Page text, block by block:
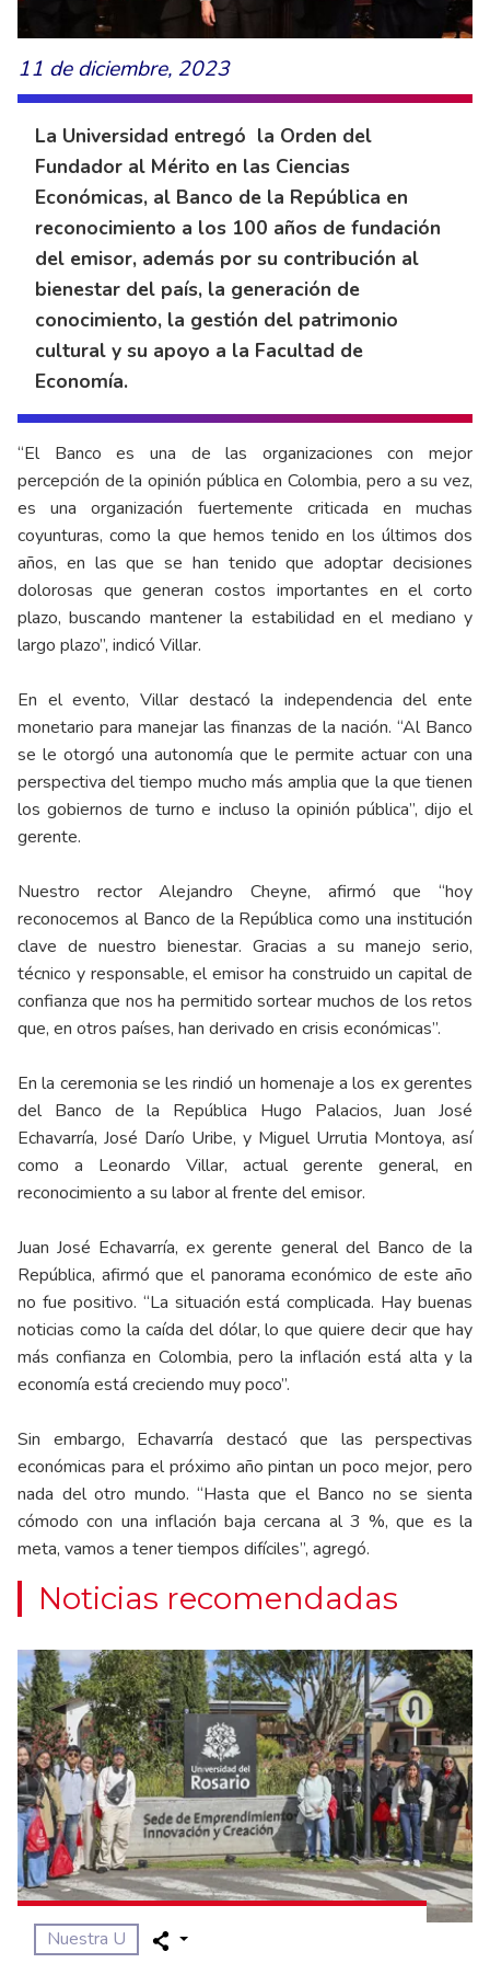
11 de diciembre, 2023
La Universidad entregó la Orden del
Fundador al Mérito en las Ciencias
Económicas, al Banco de la República en
reconocimiento a los 100 años de fundación
del emisor, además por su contribución al
bienestar del país, la generación de
conocimiento, la gestión del patrimonio
cultural y su apoyo a la Facultad de
Economía.
“El Banco es una de las organizaciones con mejor
percepción de la opinión pública en Colombia, pero a su vez,
es una organización fuertemente criticada en muchas
coyunturas, como la que hemos tenido en los últimos dos
años, en las que se han tenido que adoptar decisiones
dolorosas que generan costos importantes en el corto
plazo, buscando mantener la estabilidad en el mediano y
largo plazo”, indicó Villar.
En el evento, Villar destacó la independencia del ente
monetario para manejar las finanzas de la nación. “Al Banco
se le otorgó una autonomía que le permite actuar con una
perspectiva del tiempo mucho más amplia que la que tienen
los gobiernos de turno e incluso la opinión pública”, dijo el
gerente.
Nuestro rector Alejandro Cheyne, afirmó que “hoy
reconocemos al Banco de la República como una institución
clave de nuestro bienestar. Gracias a su manejo serio,
técnico y responsable, el emisor ha construido un capital de
confianza que nos ha permitido sortear muchos de los retos
que, en otros países, han derivado en crisis económicas”.
En la ceremonia se les rindió un homenaje a los ex gerentes
del Banco de la República Hugo Palacios, Juan José
Echavarría, José Darío Uribe, y Miguel Urrutia Montoya, así
como a Leonardo Villar, actual gerente general, en
reconocimiento a su labor al frente del emisor.
Juan José Echavarría, ex gerente general del Banco de la
República, afirmó que el panorama económico de este año
no fue positivo. “La situación está complicada. Hay buenas
noticias como la caída del dólar, lo que quiere decir que hay
más confianza en Colombia, pero la inflación está alta y la
economía está creciendo muy poco”.
Sin embargo, Echavarría destacó que las perspectivas
económicas para el próximo año pintan un poco mejor, pero
nada del otro mundo. “Hasta que el Banco no se sienta
cómodo con una inflación baja cercana al 3 %, que es la
meta, vamos a tener tiempos difíciles”, agregó.
Noticias recomendadas
Nuestra U